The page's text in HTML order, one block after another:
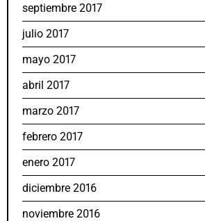
septiembre 2017
julio 2017
mayo 2017
abril 2017
marzo 2017
febrero 2017
enero 2017
diciembre 2016
noviembre 2016